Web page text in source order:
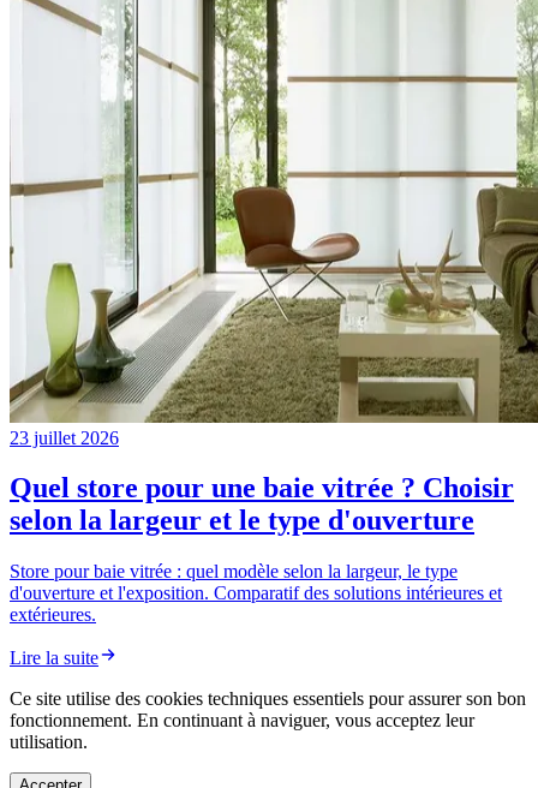
23 juillet 2026
Quel store pour une baie vitrée ? Choisir
selon la largeur et le type d'ouverture
Store pour baie vitrée : quel modèle selon la largeur, le type
d'ouverture et l'exposition. Comparatif des solutions intérieures et
extérieures.
Lire la suite
Ce site utilise des cookies techniques essentiels pour assurer son bon
fonctionnement. En continuant à naviguer, vous acceptez leur
utilisation.